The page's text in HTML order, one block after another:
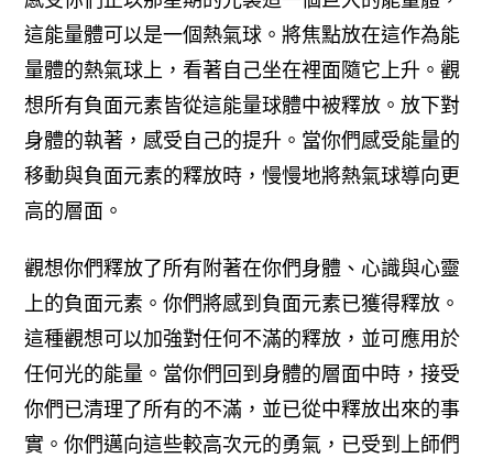
這能量體可以是一個熱氣球。將焦點放在這作為能
量體的熱氣球上，看著自己坐在裡面隨它上升。觀
想所有負面元素皆從這能量球體中被釋放。放下對
身體的執著，感受自己的提升。當你們感受能量的
移動與負面元素的釋放時，慢慢地將熱氣球導向更
高的層面。
觀想你們釋放了所有附著在你們身體、心識與心靈
上的負面元素。你們將感到負面元素已獲得釋放。
這種觀想可以加強對任何不滿的釋放，並可應用於
任何光的能量。 當你們回到身體的層面中時，接受
你們已清理了所有的不滿，並已從中釋放出來的事
實。你們邁向這些較高次元的勇氣，已受到上師們